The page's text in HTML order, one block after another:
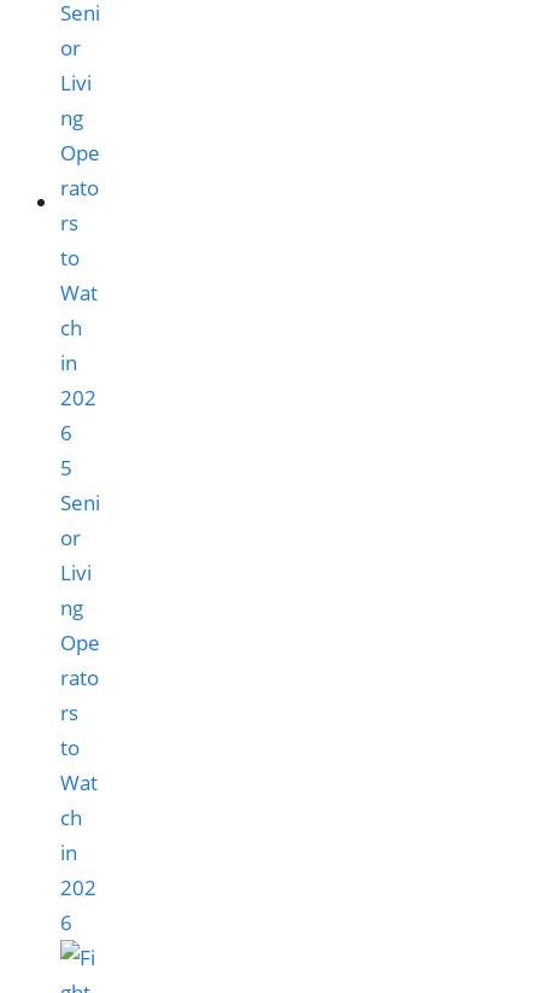
5
Seni
or
Livi
ng
Ope
rato
rs
to
Wat
ch
in
202
6